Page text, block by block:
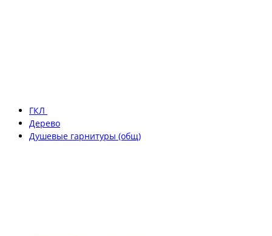
ГКЛ
Дерево
Душевые гарнитуры (общ)